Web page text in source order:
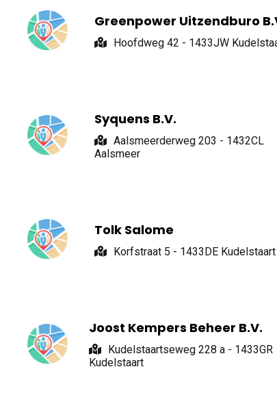
Greenpower Uitzendburo
Hoofdweg 42 - 1433JW
Syquens B.V.
Aalsmeerderweg 203 - 1432CL
Aalsmeer
Tolk Salome
Korfstraat 5 - 1433DE Kudelstaart
Joost Kempers Beheer B.V.
Kudelstaartseweg 228 a - 1433GR
Kudelstaart